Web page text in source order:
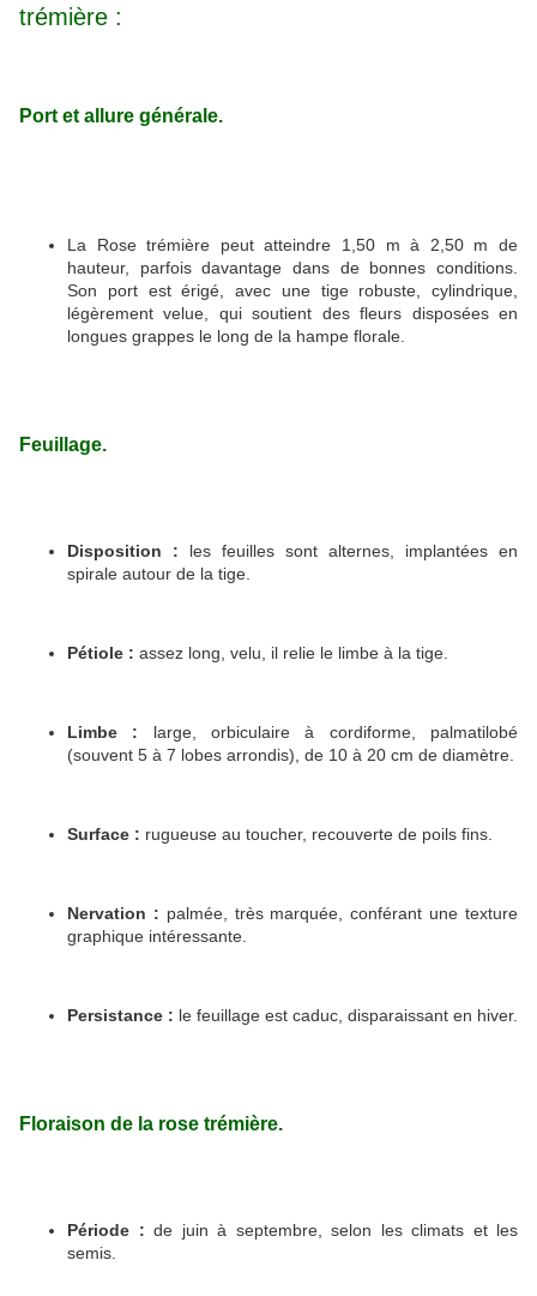
trémière :
Port et allure générale.
La Rose trémière peut atteindre 1,50 m à 2,50 m de
hauteur, parfois davantage dans de bonnes conditions.
Son port est érigé, avec une tige robuste, cylindrique,
légèrement velue, qui soutient des fleurs disposées en
longues grappes le long de la hampe florale.
Feuillage.
Disposition : les feuilles sont alternes, implantées en
spirale autour de la tige.
Pétiole : assez long, velu, il relie le limbe à la tige.
Limbe : large, orbiculaire à cordiforme, palmatilobé
(souvent 5 à 7 lobes arrondis), de 10 à 20 cm de diamètre.
Surface : rugueuse au toucher, recouverte de poils fins.
Nervation : palmée, très marquée, conférant une texture
graphique intéressante.
Persistance : le feuillage est caduc, disparaissant en hiver.
Floraison de la rose trémière.
Période : de juin à septembre, selon les climats et les
semis.